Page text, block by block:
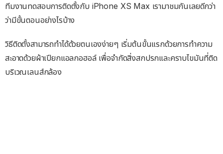
ทีมงานทดสอบการติดตั้งกับ iPhone XS Max เรามาชมกันเลยดีกว่า
ว่ามีขั้นตอนอย่างไรบ้าง
วิธีติดตั้งสามารถทำได้ด้วยตนเองง่ายๆ เริ่มต้นขั้นแรกด้วยการทำความ
สะอาดด้วยผ้าเปียกแอลกอฮอล์ เพื่อจำกัดสิ่งสกปรกและคราบไขมันที่ติด
บริเวณเลนส์กล้อง